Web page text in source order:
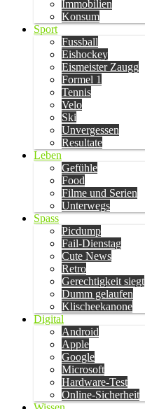
Immobilien
Konsum
Sport
Fussball
Eishockey
Eismeister Zaugg
Formel 1
Tennis
Velo
Ski
Unvergessen
Resultate
Leben
Gefühle
Food
Filme und Serien
Unterwegs
Spass
Picdump
Fail-Dienstag
Cute News
Retro
Gerechtigkeit siegt
Dumm gelaufen
Klischeekanone
Digital
Android
Apple
Google
Microsoft
Hardware-Test
Online-Sicherheit